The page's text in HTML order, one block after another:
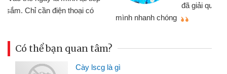
đã giải quyết được công việc của
Có thể bạn quan tâm?
Cày lscg là gì